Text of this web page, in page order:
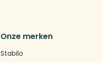
Onze merken
Stabilo